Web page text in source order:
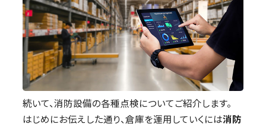
続いて、消防設備の各種点検についてご紹介します。
はじめにお伝えした通り、倉庫を運用していくには消防